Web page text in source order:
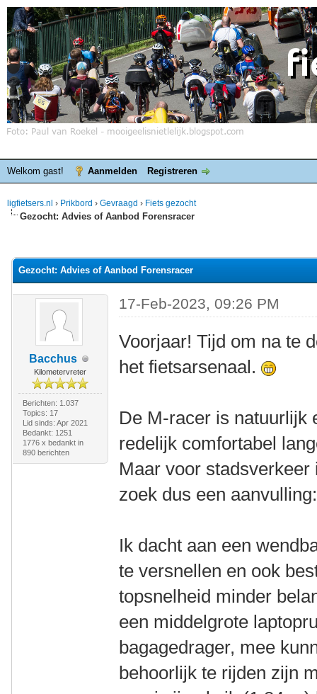
Welkom gast! Aanmelden Registreren
ligfietsers.nl › Prikbord › Gevraagd › Fiets gezocht
Gezocht: Advies of Aanbod Forensracer
Gezocht: Advies of Aanbod Forensracer
Bacchus
Kilometervreter
Berichten: 1.037
Topics: 17
Lid sinds: Apr 2021
Bedankt: 1251
1776 x bedankt in
890 berichten
17-Feb-2023, 09:26 PM
Voorjaar! Tijd om na te
het fietsarsenaal.
De M-racer is natuurlijk
redelijk comfortabel
Maar voor
zoek dus een aanvulling:
Ik dacht aan een
te versnellen en ook
topsnelheid minder
een middelgrote
bagagedrager, mee
behoorlijk te rijden zijn